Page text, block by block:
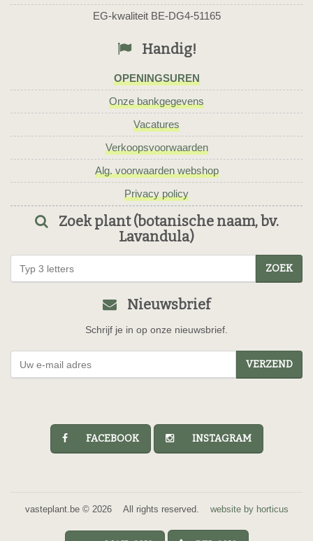
EG-kwaliteit BE-DG4-51165
Handig!
OPENINGSUREN
Onze bankgegevens
Vacatures
Verkoopsvoorwaarden
Alg. voorwaarden webshop
Privacy policy
Zoek plant (botanische naam, bv.
Lavandula)
ZOEK
Nieuwsbrief
Schrijf je in op onze nieuwsbrief.
VERZEND
FACEBOOK INSTAGRAM
vasteplant.be © 2026 All rights reserved. website by horticus